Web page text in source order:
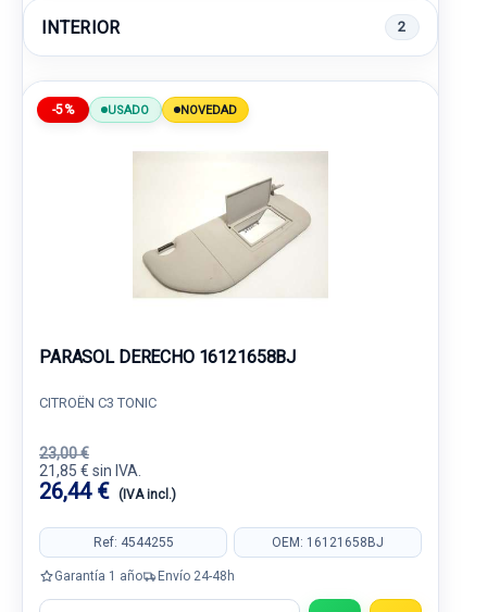
INTERIOR 2
-5% USADO NOVEDAD
PARASOL DERECHO 16121658BJ
CITROËN C3 TONIC
23,00 €
21,85 € sin IVA.
26,44 € (IVA incl.)
Ref: 4544255 OEM: 16121658BJ
Garantía 1 año Envío 24-48h